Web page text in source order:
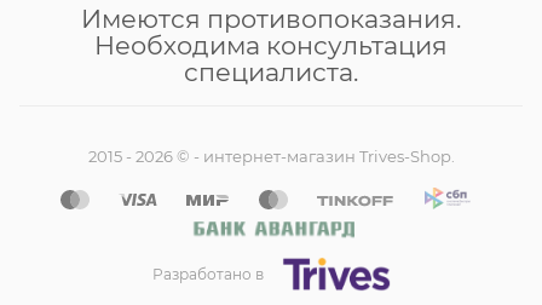
Имеются противопоказания.
Необходима консультация
специалиста.
2015 - 2026 © - интернет-магазин Trives-Shop.
Разработано в